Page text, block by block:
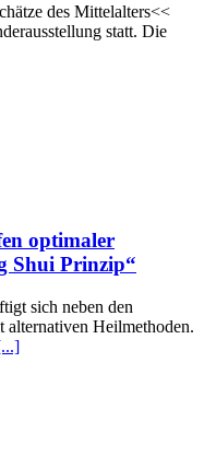
des Mittelalters<<
statt. Die
optimaler
Shui Prinzip“
sich neben den
alternativen Heilmethoden.